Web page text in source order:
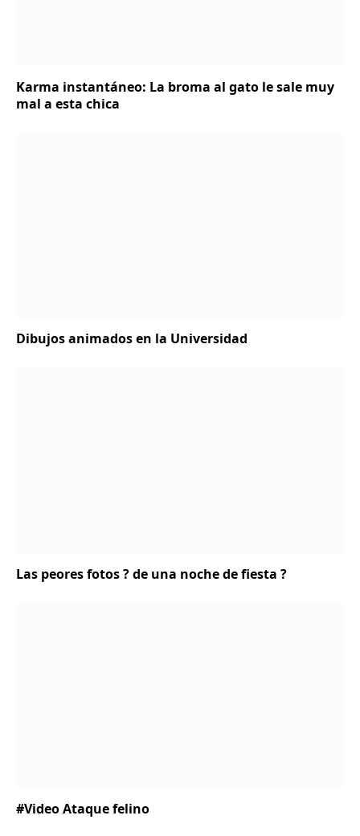
Karma instantáneo: La broma al gato le sale muy
mal a esta chica
Dibujos animados en la Universidad
Las peores fotos ? de una noche de fiesta ?
#Video Ataque felino